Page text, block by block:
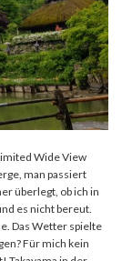
Wide View
man passiert
überlegt, ob ich in
es nicht bereut.
Das Wetter spielte
Für mich kein